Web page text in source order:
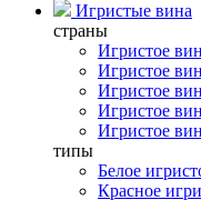
Игристые вина
страны
Игристое
Игристое
Игристое
Игристое
Игристое
типы
Белое
Красное